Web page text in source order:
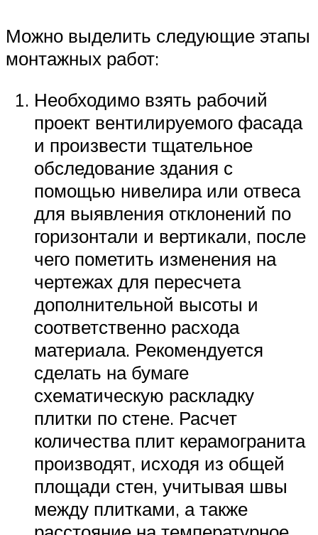
Можно выделить следующие этапы
монтажных работ:
Необходимо взять рабочий
проект вентилируемого фасада
и произвести тщательное
обследование здания с
помощью нивелира или отвеса
для выявления отклонений по
горизонтали и вертикали, после
чего пометить изменения на
чертежах для пересчета
дополнительной высоты и
соответственно расхода
материала. Рекомендуется
сделать на бумаге
схематическую раскладку
плитки по стене. Расчет
количества плит керамогранита
производят, исходя из общей
площади стен, учитывая швы
между плитками, а также